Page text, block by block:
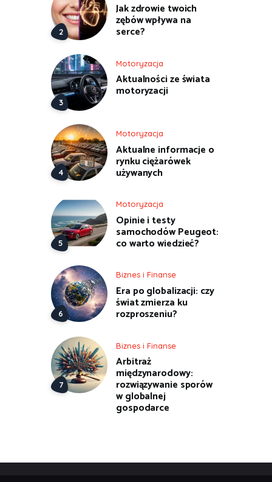
Jak zdrowie twoich
zębów wpływa na
serce?
Motoryzacja
Aktualności ze świata
motoryzacji
Motoryzacja
Aktualne informacje o
rynku ciężarówek
używanych
Motoryzacja
Opinie i testy
samochodów Peugeot:
co warto wiedzieć?
Biznes i Finanse
Era po globalizacji: czy
świat zmierza ku
rozproszeniu?
Biznes i Finanse
Arbitraż
międzynarodowy:
rozwiązywanie sporów
w globalnej
gospodarce